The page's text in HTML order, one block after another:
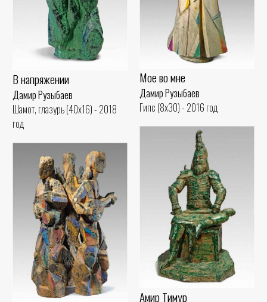
Мое во мне
Дамир Рузыбаев
Гипс (8x30) - 2016 год
В напряжении
Дамир Рузыбаев
Шамот, глазурь (40x16) - 2018
год
Амир Тимур